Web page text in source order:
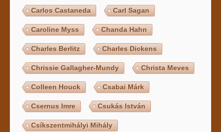
Carlos Castaneda Carl Sagan
Caroline Myss Chanda Hahn
Charles Berlitz Charles Dickens
Chrissie Gallagher-Mundy Christa Meves
Colleen Houck Csabai Márk
Csernus Imre Csukás István
Csíkszentmihályi Mihály